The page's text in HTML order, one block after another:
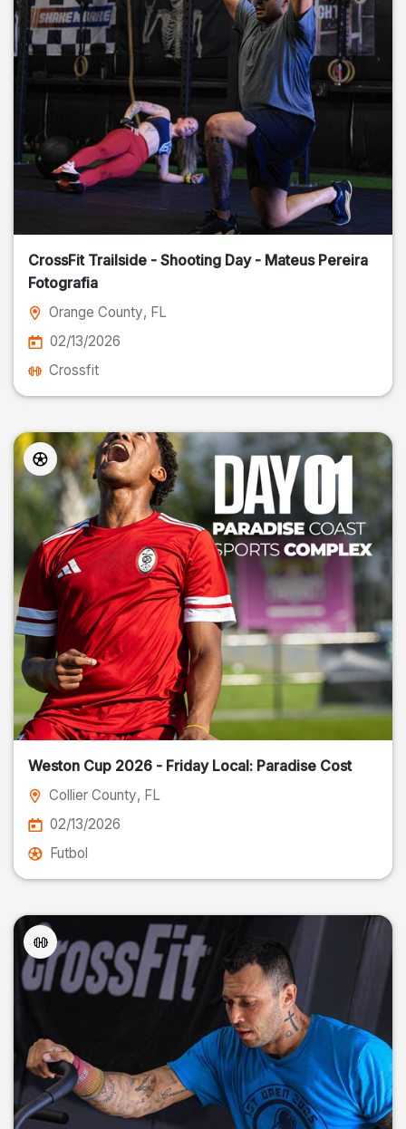
CrossFit Trailside - Shooting Day - Mateus Pereira
Fotografia
Orange County, FL
02/13/2026
Crossfit
Weston Cup 2026 - Friday Local: Paradise Cost
Collier County, FL
02/13/2026
Futbol